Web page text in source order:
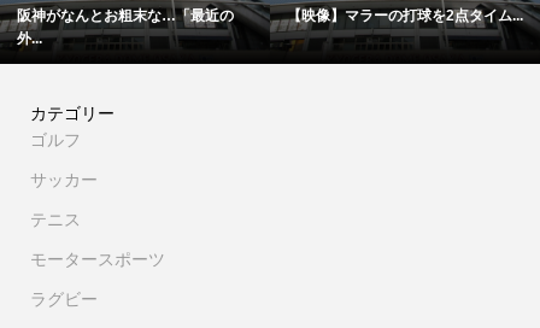
阪神がなんとお粗末な…「最近の
外...
【映像】マラーの打球を2点タイム...
カテゴリー
ゴルフ
サッカー
テニス
モータースポーツ
ラグビー